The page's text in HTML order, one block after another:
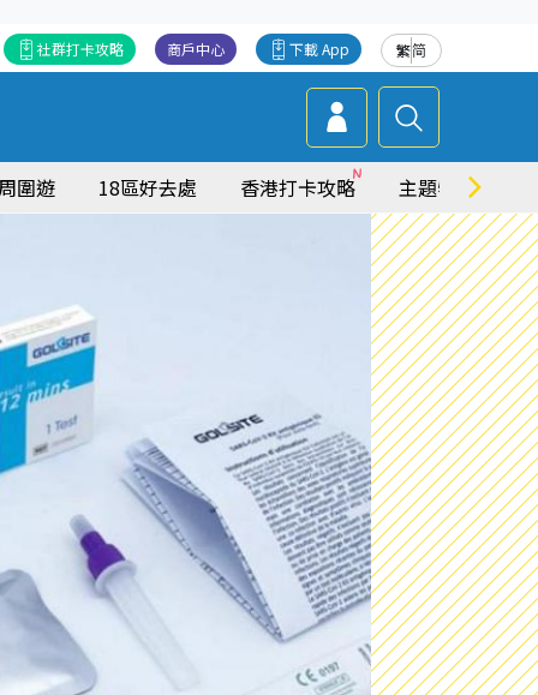
繁简
下載 App
商戶中心
社群打卡攻略
圍遊 18區好去處 香港打卡攻略 主題特集